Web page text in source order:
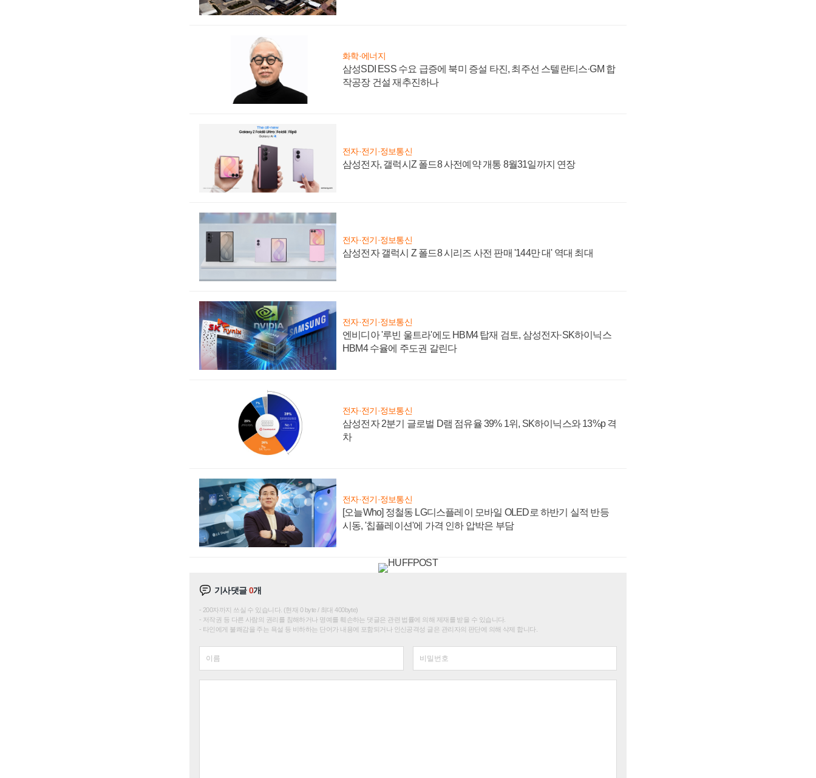
화학·에너지
삼성SDI ESS 수요 급증에 북미 증설 타진, 최주선 스텔란티스·GM 합
작공장 건설 재추진하나
전자·전기·정보통신
삼성전자, 갤럭시Z 폴드8 사전예약 개통 8월31일까지 연장
전자·전기·정보통신
삼성전자 갤럭시 Z 폴드8 시리즈 사전 판매 '144만 대' 역대 최대
전자·전기·정보통신
엔비디아 '루빈 울트라'에도 HBM4 탑재 검토, 삼성전자·SK하이닉스
HBM4 수율에 주도권 갈린다
전자·전기·정보통신
삼성전자 2분기 글로벌 D램 점유율 39% 1위, SK하이닉스와 13%p 격
차
전자·전기·정보통신
[오늘Who] 정철동 LG디스플레이 모바일 OLED로 하반기 실적 반등
시동, '칩플레이션'에 가격 인하 압박은 부담
기사댓글0개
200자까지 쓰실 수 있습니다. (현재 0 byte / 최대 400byte)
저작권 등 다른 사람의 권리를 침해하거나 명예를 훼손하는 댓글은 관련 법률에 의해 제재를 받을 수 있습니다.
타인에게 불쾌감을 주는 욕설 등 비하하는 단어가 내용에 포함되거나 인신공격성 글은 관리자의 판단에 의해 삭제 합니다.